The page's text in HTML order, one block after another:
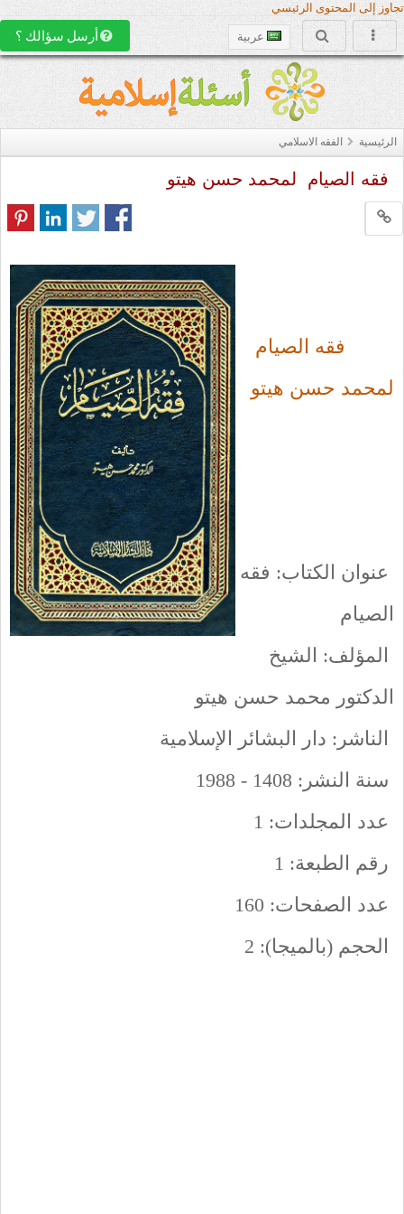
تجاوز إلى المحتوى الرئيسي
عربية أرسل سؤالك ؟
الرئيسية الفقه الاسلامي
فقه الصيام لمحمد حسن هيتو
فقه الصيام
لمحمد حسن هيتو
عنوان الكتاب: فقه
الصيام
المؤلف: الشيخ
الدكتور محمد حسن هيتو
الناشر: دار البشائر الإسلامية
سنة النشر: 1408 - 1988
عدد المجلدات: 1
رقم الطبعة: 1
عدد الصفحات: 160
الحجم (بالميجا): 2